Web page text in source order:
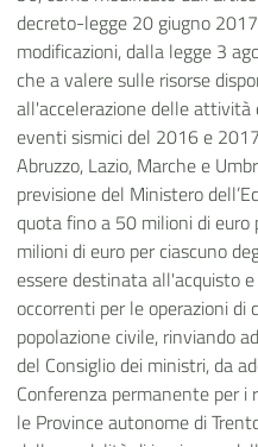
decreto-legge 20 giugno
modificazioni, dalla legge 3
che a valere sulle risorse
all'accelerazione delle attività
eventi sismici del 2016 e
Abruzzo, Lazio, Marche e
previsione del Ministero
quota fino a 50 milioni di
milioni di euro per ciascuno
essere destinata all'acquisto
occorrenti per le operazioni di
popolazione civile, rinviando
del Consiglio dei ministri, da
Conferenza permanente per
le Province autonome di